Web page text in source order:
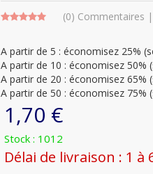
(0) Commentaires |
A partir de 5 : économisez 25%
A partir de 10 : économisez 50%
A partir de 20 : économisez 65%
A partir de 50 : économisez 75%
1,70 €
Stock : 1012
Délai de livraison : 1